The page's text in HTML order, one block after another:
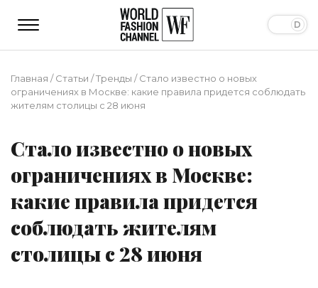
Главная /Статьи /Тренды /Стало известно о новых
ограничениях в Москве: какие правила придется соблюдать
жителям столицы с 28 июня
Стало известно о новых
ограничениях в Москве:
какие правила придется
соблюдать жителям
столицы с 28 июня